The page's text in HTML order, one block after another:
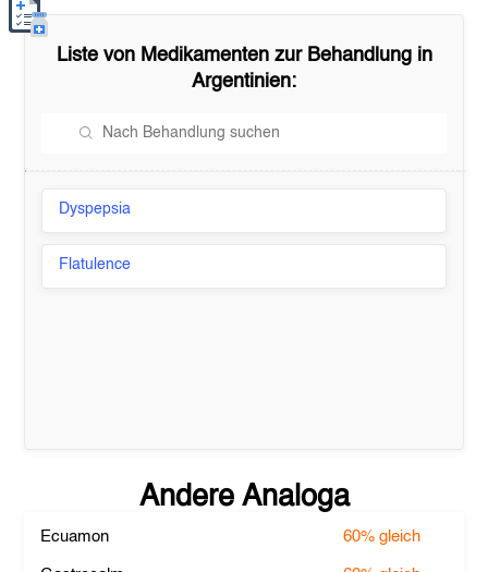
Liste von Medikamenten zur Behandlung in
Argentinien:
Dyspepsia
Flatulence
Andere Analoga
Ecuamon 60% gleich